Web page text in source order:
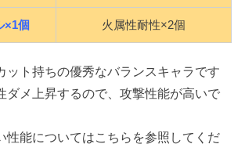
×1個 火属性耐性×2個
ット持ちの優秀なバランスキャラです
ダメ上昇するので、攻撃性能が高いで
性能についてはこちらを参照してくだ